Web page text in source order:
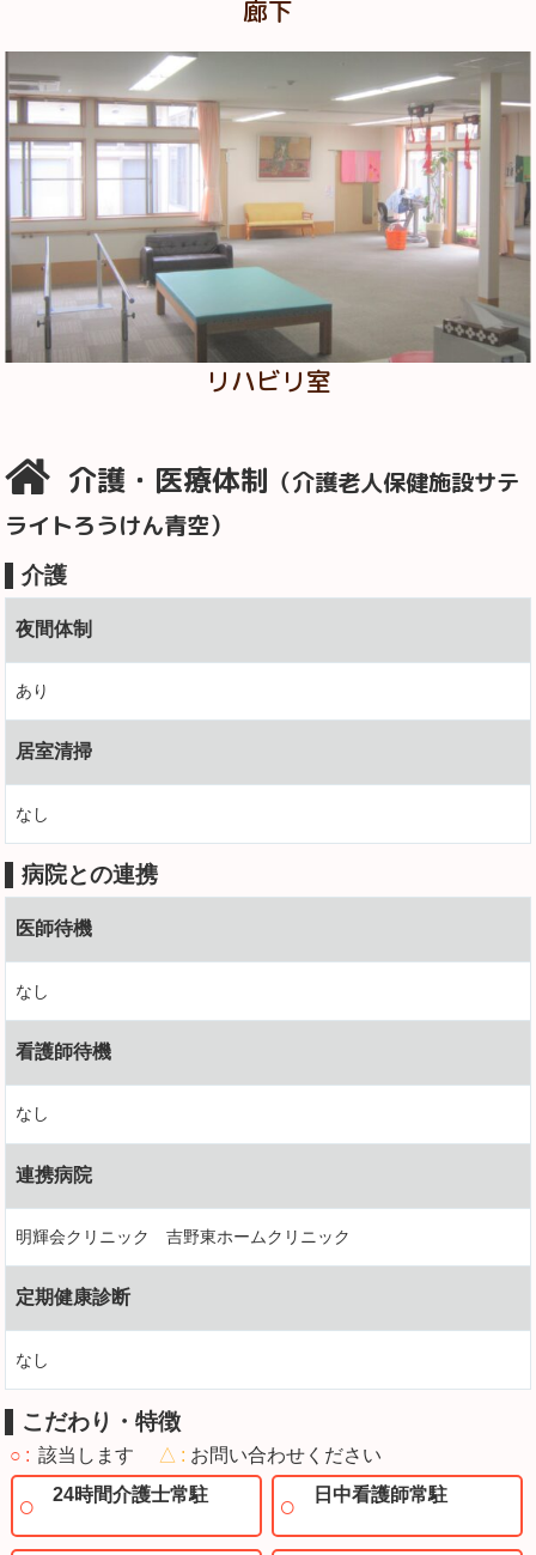
廊下
リハビリ室
介護・医療体制 （介護老人保健施設サテ
ライトろうけん青空）
介護
夜間体制
あり
居室清掃
なし
病院との連携
医師待機
なし
看護師待機
なし
連携病院
明輝会クリニック 吉野東ホームクリニック
定期健康診断
なし
こだわり・特徴
○ 該当します △
お問い合わせください
24時間介護士常駐
日中看護師常駐